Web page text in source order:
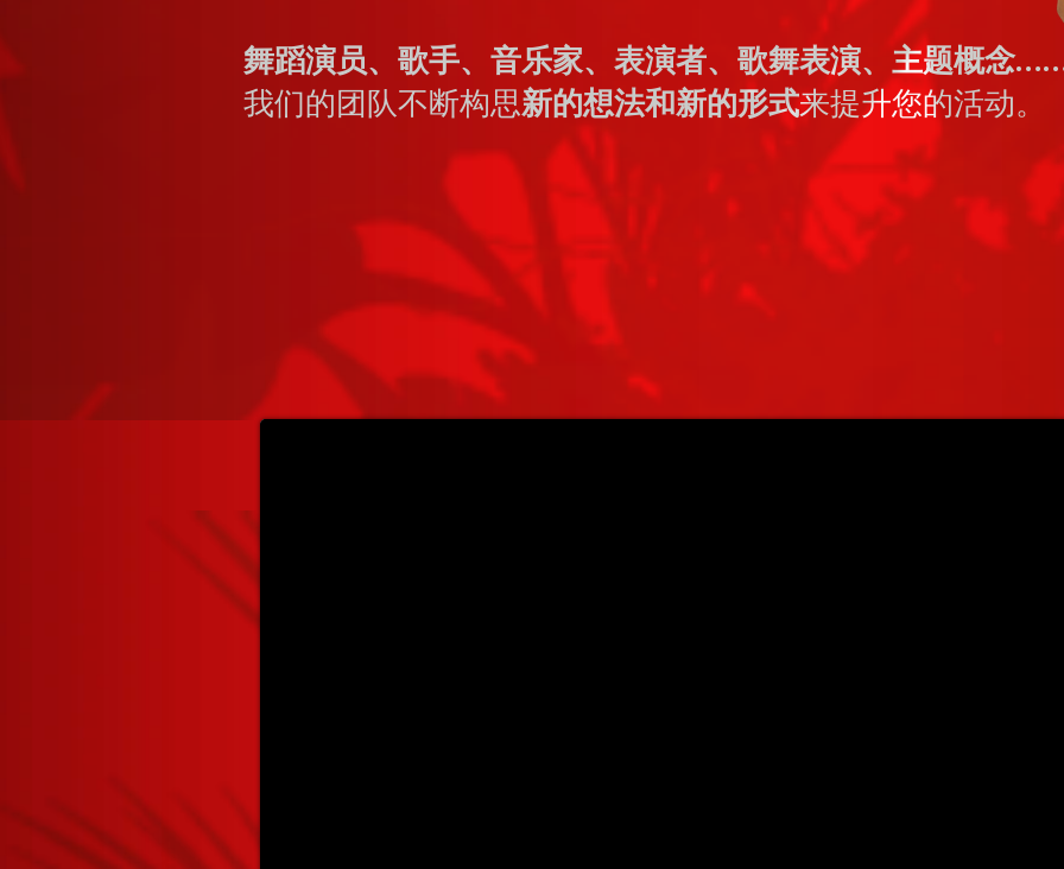
舞蹈演员、歌手、音乐家、表演者、歌舞表演、主题概念
我们的团队不断构思新的想法和新的形式来提升您的活动。